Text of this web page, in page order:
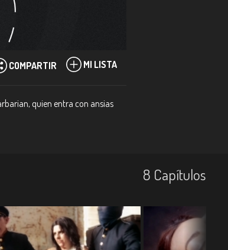
MI LISTA
COMPARTIR
quien entra con ansias
8 Capí­tulos